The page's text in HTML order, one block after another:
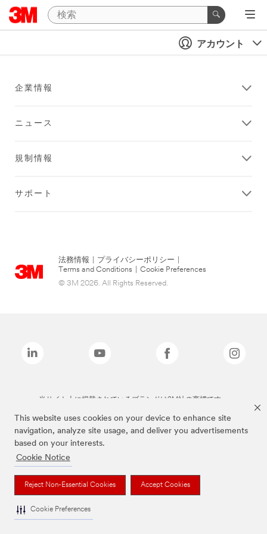
This website uses cookies on your device to enhance site
navigation, analyze site usage, and deliver you advertisements
based on your interests.
Cookie Notice
Reject Non-Essential Cookies Accept Cookies
Cookie Preferences
アカウント
企業情報
ニュース
規制情報
サポート
法務情報 プライバシーポリシー
Terms and Conditions
Cookie Preferences
© 3M 2026. All Rights Reserved.
当サイト上に掲載されているブランドは3M社の商標です。